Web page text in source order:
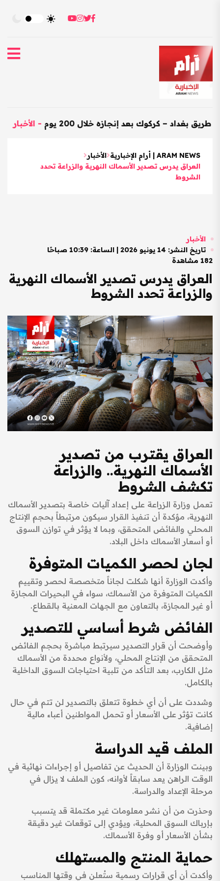
- – كركوك بعد إنجازه خلال 200 يوم -الأخبار
ARAM NEWS | أرام الإخبارية
الأخبار
العراق يدرس تصدير الأسماك النهرية والزراعة تحدد
الشروط
الأخبار
تاريخ النشر: 14 يونيو 2026 | الساعة: 10:39 صباحًا
182 مشاهدة
العراق يدرس تصدير الأسماك النهرية
والزراعة تحدد الشروط
العراق يقترب من تصدير
الأسماك النهرية.. والزراعة
تكشف الشروط
تعمل وزارة الزراعة على إعداد آليات خاصة بتصدير الأسماك
النهرية، مؤكدة أن تنفيذ القرار سيكون مرتبطاً بحجم الإنتاج
المحلي والفائض المتحقق، وبما لا يؤثر في توازن السوق
أو أسعار الأسماك داخل البلاد.
لجان لحصر الكميات المتوفرة
وأكدت الوزارة أنها شكلت لجاناً متخصصة لحصر وتقييم
الكميات المتوفرة من الأسماك، سواء في البحيرات المجازة
أو غير المجازة، بالتعاون مع الجهات المعنية بالقطاع.
الفائض شرط أساسي للتصدير
وأوضحت أن قرار التصدير سيرتبط مباشرة بحجم الفائض
المتحقق من الإنتاج المحلي، ولأنواع محددة من الأسماك
مثل الكارب، بعد التأكد من تلبية احتياجات السوق الداخلية
بالكامل.
وشددت على أن أي خطوة تتعلق بالتصدير لن تتم في حال
كانت تؤثر على الأسعار أو تحمل المواطنين أعباء مالية
إضافية.
الملف قيد الدراسة
وبينت الوزارة أن الحديث عن تفاصيل أو إجراءات نهائية في
الوقت الراهن يعد سابقاً لأوانه، كون الملف لا يزال في
مرحلة الإعداد والدراسة.
وحذرت من أن نشر معلومات غير مكتملة قد يتسبب
بإرباك السوق المحلية، ويؤدي إلى توقعات غير دقيقة
بشأن الأسعار أو وفرة الأسماك.
حماية المنتج والمستهلك
وأكدت أن أي قرارات رسمية ستُعلن في وقتها المناسب